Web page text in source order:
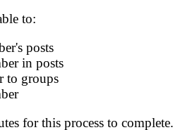
to:
posts
in posts
to groups
for this process to complete.